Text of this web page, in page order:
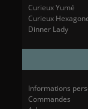
Curieux Yumé
Curieux
Dinner Lady
Informations
Commandes